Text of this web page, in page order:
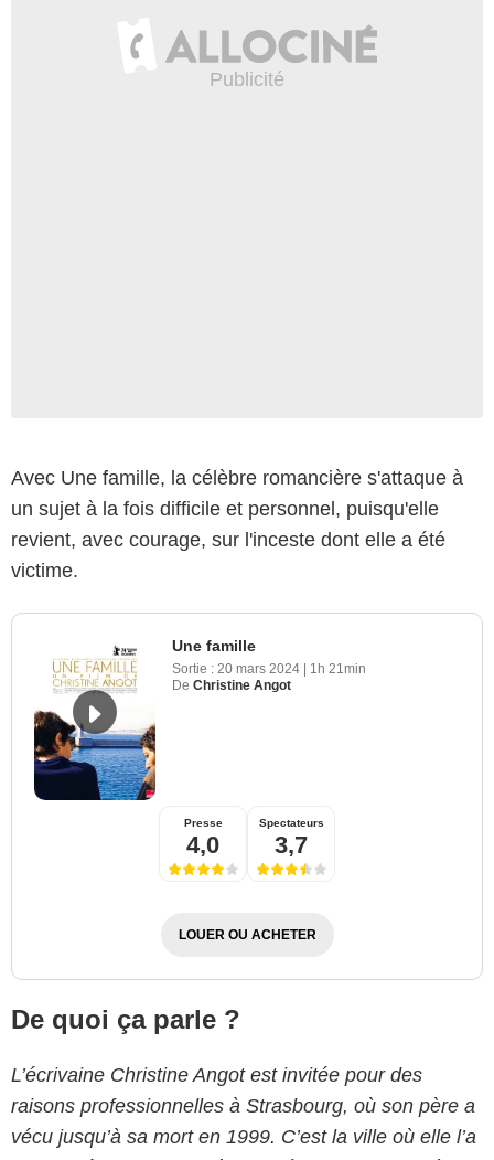
Avec Une famille, la célèbre romancière s'attaque à
un sujet à la fois difficile et personnel, puisqu'elle
revient, avec courage, sur l'inceste dont elle a été
victime.
Une famille
Sortie : 20 mars 2024 | 1h 21min
De Christine Angot
Presse
4,0
Spectateurs
3,7
LOUER OU ACHETER
De quoi ça parle ?
L’écrivaine Christine Angot est invitée pour des
raisons professionnelles à Strasbourg, où son père a
vécu jusqu’à sa mort en 1999. C’est la ville où elle l’a